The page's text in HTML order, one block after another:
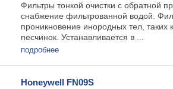
Фильтры тонкой очистки с обратной
снабжение фильтрованной водой.
проникновение инородных тел, таких
песчинок. Устанавливается в ...
подробнее
Honeywell FN09S